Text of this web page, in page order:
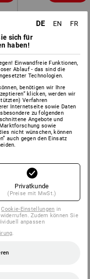
DE EN
FR
sich für
haben!
Einwandfreie Funktionen,
Ablauf - das sind die
Technologien.
benötigen wir Ihre
klicken, werden wir
Verfahren
Internetseite sowie Daten
zu folgenden
Angebote und
sowie
nicht wünschen, können
auch gegen den Einsatz
Privatkunde
(Preise mit MwSt.)
Cookie-Einstellungen in
Zudem können Sie
anpassen